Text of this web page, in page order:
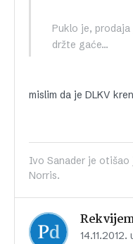
Puklo je,
držte gaće…
mislim da je DLKV
Ivo Sanader je
Norris.
14.11.2012.